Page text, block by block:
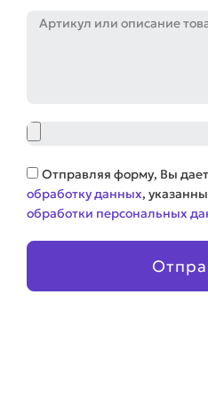
Артикул
Файл
Соглашение
Отправляя форму, Вы
обработку данных,
обработки персональных